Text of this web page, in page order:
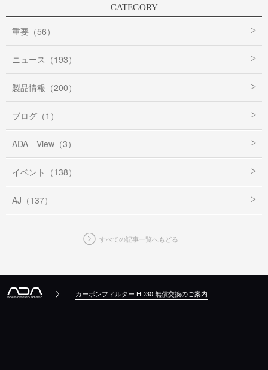
CATEGORY
重要（56）
ニュース（193）
製品情報（200）
ブログ（1）
ADA View（3）
イベント（138）
AJ（137）
すべての記事一覧へもどる
カーボンフィルター HD30 無償交換のご案内